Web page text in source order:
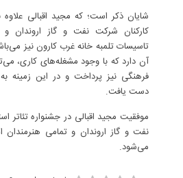
شایان ذکر است؛ که مجید اقبالی
کارکنان شرکت نفت و گاز اروندان
تاسیسات تلمبه خانه غرب کارون نیز
آن دارد که با وجود مشغله‌های کاری،
فرهنگی نیز پرداخت و در این زمینه
دست یافت.
موفقیت مجید اقبالی در جشنواره تئاتر
نفت و گاز اروندان و تمامی
می‌شود.